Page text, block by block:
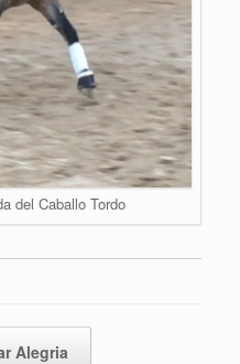
del Caballo Tordo
Alegria